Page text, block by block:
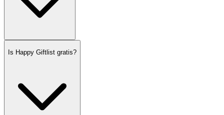
Is Happy Giftlist gratis?